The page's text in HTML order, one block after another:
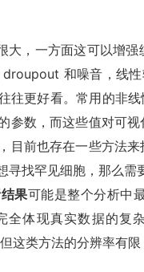
大，一方面这可以增
和噪音，线
往更好看。常用的非
参数，而这些值对可
目前也存在一些方法
寻找罕见细胞，那么需
果可能是整个分析中
全体现真实数据的复
这类方法的分辨率有限